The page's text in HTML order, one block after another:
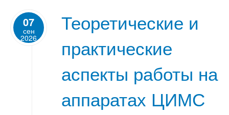
07
сен
2026
Теоретические и
практические
аспекты работы на
аппаратах ЦИМС